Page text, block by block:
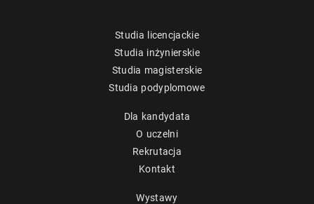
Studia licencjackie
Studia inżynierskie
Studia magisterskie
Studia podyplomowe
Dla kandydata
O uczelni
Rekrutacja
Kontakt
Wystawy